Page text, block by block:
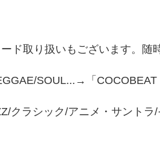
ド取り扱いもございます。随
SOUL...→「COCOBEAT
クラシック/アニメ・サント